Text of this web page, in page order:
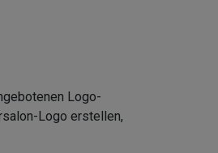
Logo-
Logo erstellen,